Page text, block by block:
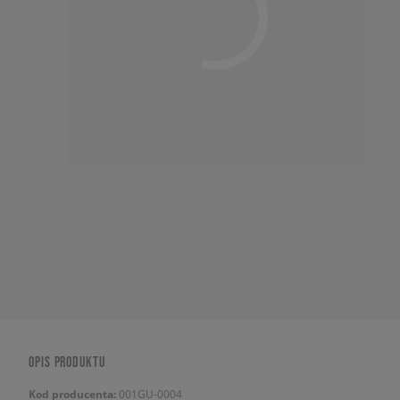
OPIS PRODUKTU
Kod producenta: 001GU-0004